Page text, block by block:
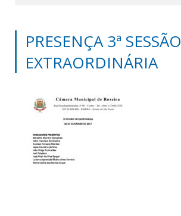
PRESENÇA 3ª SESSÃO
EXTRAORDINÁRIA